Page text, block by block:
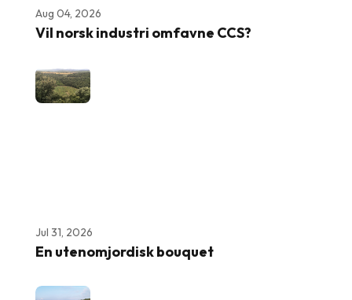
Aug 04, 2026
Vil norsk industri omfavne CCS?
Jul 31, 2026
En utenomjordisk bouquet